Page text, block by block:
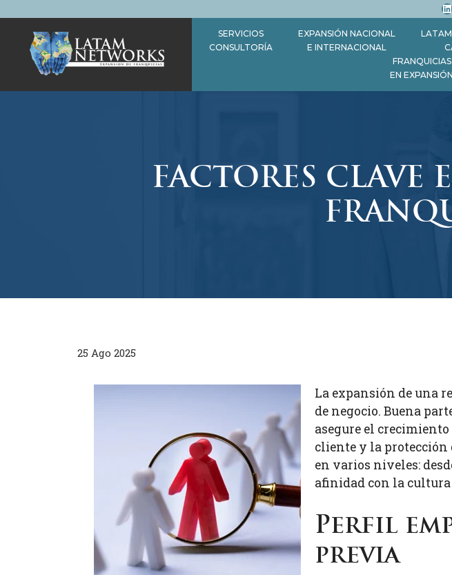
contenido
SERVICIOS
CONSULTORÍA
EXPANSIÓN NACIONAL
E INTERNACIONAL
FRANQUICIAS
EN EXPANSIÓN
FACTORES CLAVE
25 Ago 2025
La expansión de una
de negocio. Buena
asegure el
cliente y la protección
en varios niveles:
afinidad con la
Perfil
previa